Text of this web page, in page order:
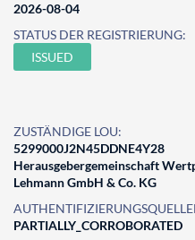
2026-08-04
STATUS DER REGISTRIERUNG:
ISSUED
ZUSTÄNDIGE LOU:
5299000J2N45DDNE4Y28
Herausgebergemeinschaft
Lehmann GmbH & Co. KG
PARTIALLY_CORROBORATED